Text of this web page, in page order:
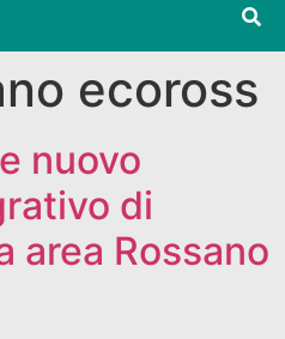
ecoross
nuovo
di
area Rossano